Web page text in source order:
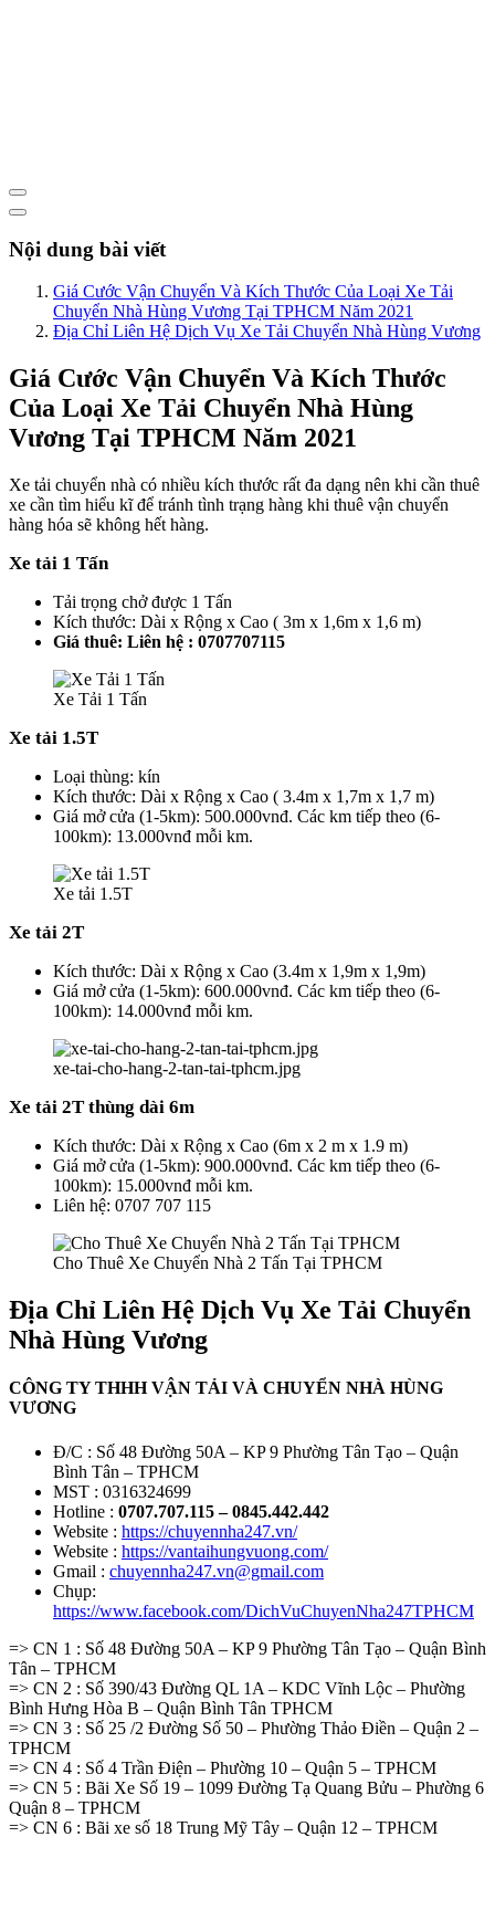
Nội dung bài viết
Giá Cước Vận Chuyển Và Kích Thước Của Loại Xe Tải
Chuyển Nhà Hùng Vương Tại TPHCM Năm 2021
Địa Chỉ Liên Hệ Dịch Vụ Xe Tải Chuyển Nhà Hùng Vương
Giá Cước Vận Chuyển Và Kích Thước
Của Loại Xe Tải Chuyển Nhà Hùng
Vương Tại TPHCM Năm 2021
Xe tải chuyển nhà có nhiều kích thước rất đa dạng nên khi cần thuê
xe cần tìm hiểu kĩ để tránh tình trạng hàng khi thuê vận chuyển
hàng hóa sẽ không hết hàng.
Xe tải 1 Tấn
Tải trọng chở được 1 Tấn
Kích thước: Dài x Rộng x Cao ( 3m x 1,6m x 1,6 m)
Giá thuê: Liên hệ : 0707707115
Xe Tải 1 Tấn
Xe tải 1.5T
Loại thùng: kín
Kích thước: Dài x Rộng x Cao ( 3.4m x 1,7m x 1,7 m)
Giá mở cửa (1-5km): 500.000vnđ. Các km tiếp theo (6-
100km): 13.000vnđ mỗi km.
Xe tải 1.5T
Xe tải 2T
Kích thước: Dài x Rộng x Cao (3.4m x 1,9m x 1,9m)
Giá mở cửa (1-5km): 600.000vnđ. Các km tiếp theo (6-
100km): 14.000vnđ mỗi km.
xe-tai-cho-hang-2-tan-tai-tphcm.jpg
Xe tải 2T thùng dài 6m
Kích thước: Dài x Rộng x Cao (6m x 2 m x 1.9 m)
Giá mở cửa (1-5km): 900.000vnđ. Các km tiếp theo (6-
100km): 15.000vnđ mỗi km.
Liên hệ: 0707 707 115
Cho Thuê Xe Chuyển Nhà 2 Tấn Tại TPHCM
Địa Chỉ Liên Hệ Dịch Vụ Xe Tải Chuyển
Nhà Hùng Vương
CÔNG TY THHH VẬN TẢI VÀ CHUYỂN NHÀ HÙNG
VƯƠNG
Đ/C : Số 48 Đường 50A – KP 9 Phường Tân Tạo – Quận
Bình Tân – TPHCM
MST : 0316324699
Hotline : 0707.707.115 – 0845.442.442
Website : https://chuyennha247.vn/
Website : https://vantaihungvuong.com/
Gmail : chuyennha247.vn@gmail.com
Chụp:
https://www.facebook.com/DichVuChuyenNha247TPHCM
=> CN 1 : Số 48 Đường 50A – KP 9 Phường Tân Tạo – Quận Bình
Tân – TPHCM
=> CN 2 : Số 390/43 Đường QL 1A – KDC Vĩnh Lộc – Phường
Bình Hưng Hòa B – Quận Bình Tân TPHCM
=> CN 3 : Số 25 /2 Đường Số 50 – Phường Thảo Điền – Quận 2 –
TPHCM
=> CN 4 : Số 4 Trần Điện – Phường 10 – Quận 5 – TPHCM
=> CN 5 : Bãi Xe Số 19 – 1099 Đường Tạ Quang Bửu – Phường 6
Quận 8 – TPHCM
=> CN 6 : Bãi xe số 18 Trung Mỹ Tây – Quận 12 – TPHCM